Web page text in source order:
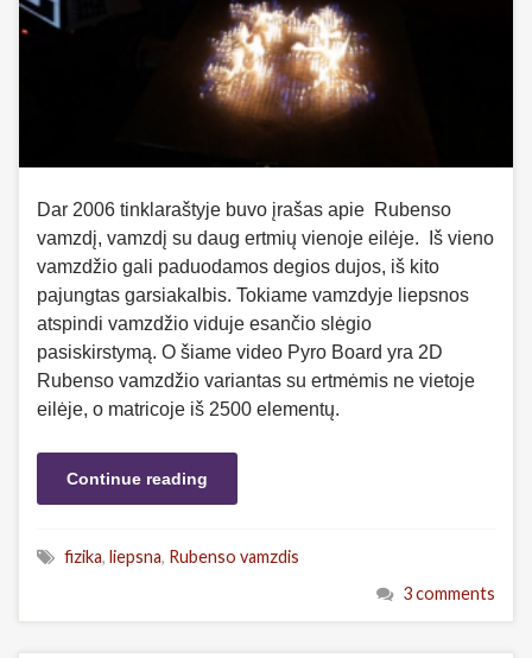
Dar 2006 tinklaraštyje buvo įrašas apie Rubenso
vamzdį, vamzdį su daug ertmių vienoje eilėje. Iš vieno
vamzdžio gali paduodamos degios dujos, iš kito
pajungtas garsiakalbis. Tokiame vamzdyje liepsnos
atspindi vamzdžio viduje esančio slėgio
pasiskirstymą. O šiame video Pyro Board yra 2D
Rubenso vamzdžio variantas su ertmėmis ne vietoje
eilėje, o matricoje iš 2500 elementų.
Continue reading
fizika, liepsna, Rubenso vamzdis
3 comments